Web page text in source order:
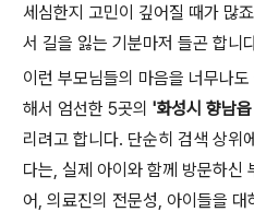
세심한지 고민이 깊어질 때가 많
서 길을 잃는 기분마저 들곤 합니
이런 부모님들의 마음을 너무나
해서 엄선한 5곳의 '화성시 향남
리려고 합니다. 단순히 검색 상위
다는, 실제 아이와 함께 방문하신
어, 의료진의 전문성, 아이들을